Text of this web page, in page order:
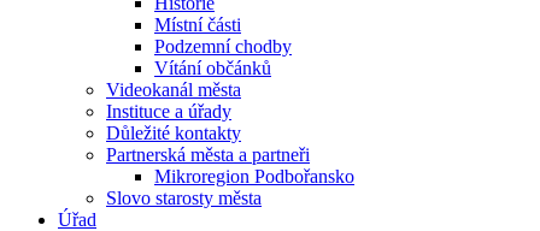
Místní části
Podzemní chodby
Vítání občánků
Videokanál města
Instituce a úřady
Důležité kontakty
Partnerská města a partneři
Mikroregion Podbořansko
Slovo starosty města
Úřad